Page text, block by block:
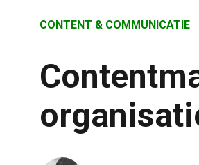
›
›
Content & Communicatie
›
CONTENT & COMMUNICATIE